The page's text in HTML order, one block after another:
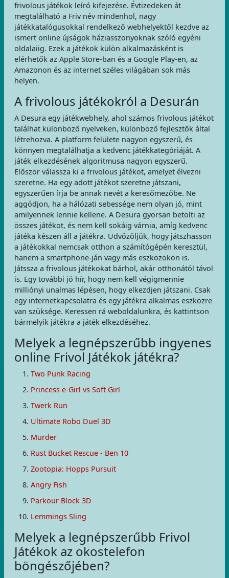
frivolous játékok leíró kifejezése. Évtizedeken át
megtalálható a Friv név mindenhol, nagy
játékkatalógusokkal rendelkező webhelyektől kezdve az
ismert online újságok háziasszonyoknak szóló egyéni
oldalaiig. Ezek a játékok külön alkalmazásként is
elérhetők az Apple Store-ban és a Google Play-en, az
Amazonon és az internet széles világában sok más
helyen.
A frivolous játékokról a Desurán
A Desura egy játékwebhely, ahol számos frivolous játékot
találhat különböző nyelveken, különböző fejlesztők által
létrehozva. A platform felülete nagyon egyszerű, és
könnyen megtalálhatja a kedvenc játékkategóriáját. A
játék elkezdésének algoritmusa nagyon egyszerű.
Először válassza ki a frivolous játékot, amelyet élvezni
szeretne. Ha egy adott játékot szeretne játszani,
egyszerűen írja be annak nevét a keresőmezőbe. Ne
aggódjon, ha a hálózati sebessége nem olyan jó, mint
amilyennek lennie kellene. A Desura gyorsan betölti az
összes játékot, és nem kell sokáig várnia, amíg kedvenc
játéka készen áll a játékra. Üdvözöljük, hogy játszhasson
a játékokkal nemcsak otthon a számítógépén keresztül,
hanem a smartphone-ján vagy más eszközökön is.
Játssza a frivolous játékokat bárhol, akár otthonától távol
is. Egy további jó hír, hogy nem kell végigmennie
milliónyi unalmas lépésen, hogy elkezdjen játszani. Csak
egy internetkapcsolatra és egy játékra alkalmas eszközre
van szüksége. Keressen rá weboldalunkra, és kattintson
bármelyik játékra a játék elkezdéséhez.
Melyek a legnépszerűbb ingyenes
online Frivol Játékok játékra?
Two Punk Racing
Princess e-Girl vs Soft Girl
Twerk Run
Ultimate Robo Duel 3D
Murder
Rust Bucket Rescue - Ben 10
Zootopia: Hopps Pursuit
Angry Fish
Parkour Block 3D
Lemmings Sling
Melyek a legnépszerűbb Frivol
Játékok az okostelefon
böngészőjében?